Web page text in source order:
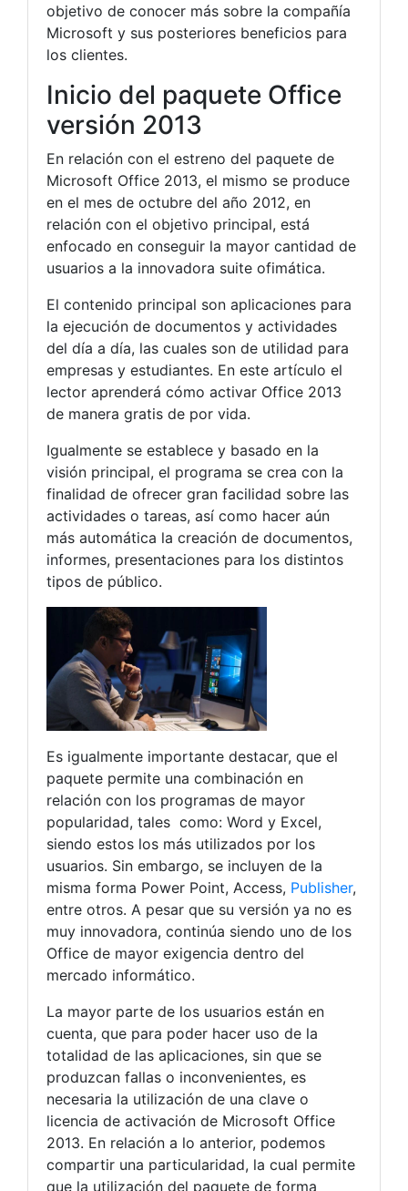
objetivo de conocer más sobre la compañía
Microsoft y sus posteriores beneficios para
los clientes.
Inicio del paquete Office
versión 2013
En relación con el estreno del paquete de
Microsoft Office 2013, el mismo se produce
en el mes de octubre del año 2012, en
relación con el objetivo principal, está
enfocado en conseguir la mayor cantidad de
usuarios a la innovadora suite ofimática.
El contenido principal son aplicaciones para
la ejecución de documentos y actividades
del día a día, las cuales son de utilidad para
empresas y estudiantes. En este artículo el
lector aprenderá cómo activar Office 2013
de manera gratis de por vida.
Igualmente se establece y basado en la
visión principal, el programa se crea con la
finalidad de ofrecer gran facilidad sobre las
actividades o tareas, así como hacer aún
más automática la creación de documentos,
informes, presentaciones para los distintos
tipos de público.
Es igualmente importante destacar, que el
paquete permite una combinación en
relación con los programas de mayor
popularidad, tales como: Word y Excel,
siendo estos los más utilizados por los
usuarios. Sin embargo, se incluyen de la
misma forma Power Point, Access, Publisher,
entre otros. A pesar que su versión ya no es
muy innovadora, continúa siendo uno de los
Office de mayor exigencia dentro del
mercado informático.
La mayor parte de los usuarios están en
cuenta, que para poder hacer uso de la
totalidad de las aplicaciones, sin que se
produzcan fallas o inconvenientes, es
necesaria la utilización de una clave o
licencia de activación de Microsoft Office
2013. En relación a lo anterior, podemos
compartir una particularidad, la cual permite
que la utilización del paquete de forma